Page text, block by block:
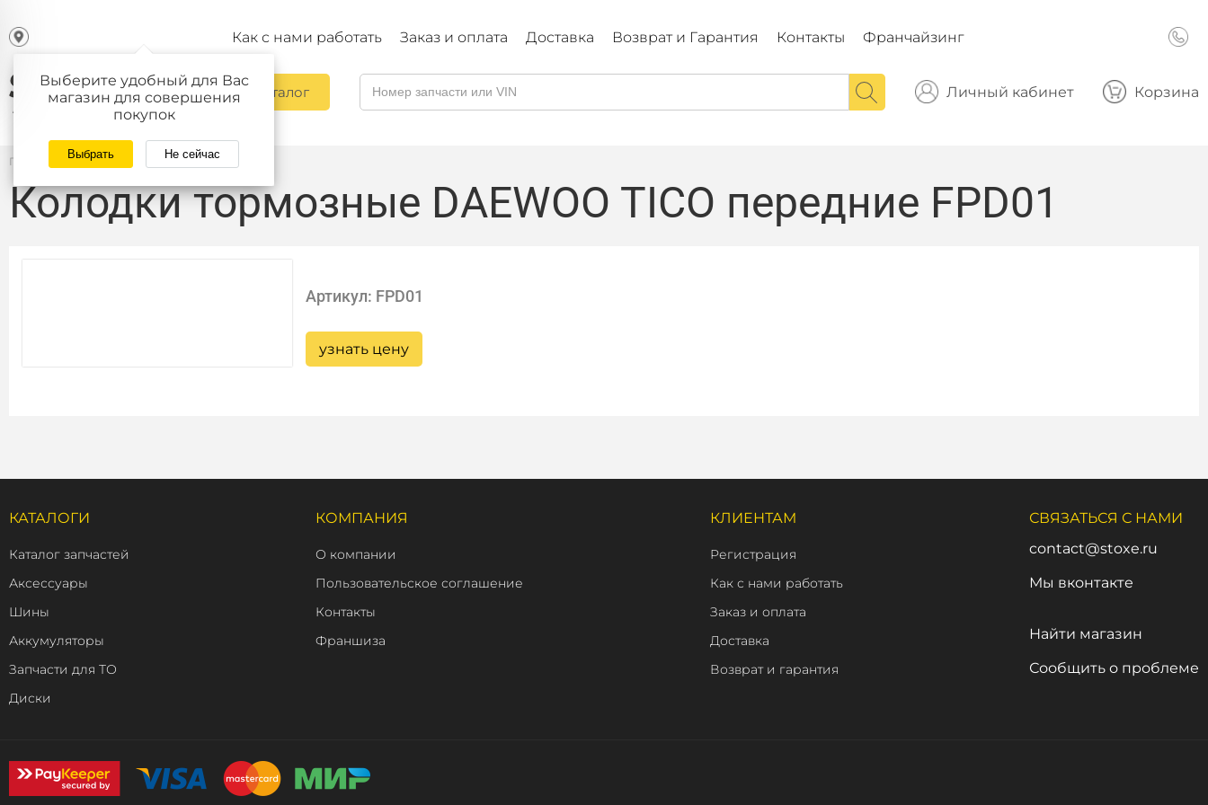
Выберите удобный для Вас
магазин для совершения
покупок
Выбрать Не сейчас
Как с нами работать Заказ и оплата Доставка Возврат и Гарантия Контакты Франчайзинг
Каталог Личный кабинет Корзина
Главная / Каталог
Колодки тормозные DAEWOO TICO передние FPD01
Артикул: FPD01
узнать цену
КАТАЛОГИ
Каталог запчастей
Аксессуары
Шины
Аккумуляторы
Запчасти для ТО
Диски
КОМПАНИЯ
О компании
Пользовательское соглашение
Контакты
Франшиза
КЛИЕНТАМ
Регистрация
Как с нами работать
Заказ и оплата
Доставка
Возврат и гарантия
СВЯЗАТЬСЯ С НАМИ
contact@stoxe.ru
Мы вконтакте
Найти магазин
Сообщить о проблеме